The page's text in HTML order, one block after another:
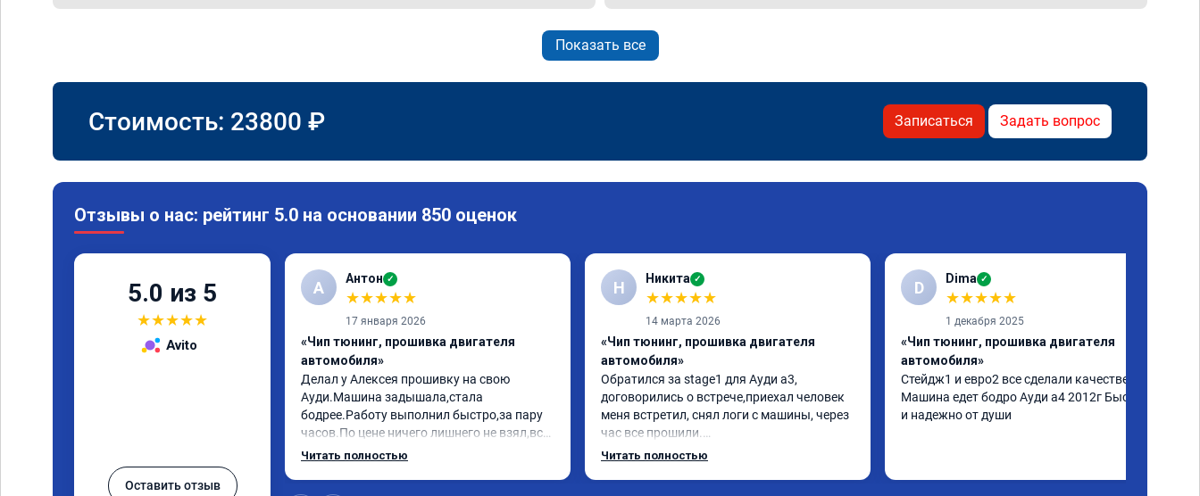
Показать все
Стоимость: 23800 ₽ Записаться Задать вопрос
Отзывы о нас: рейтинг 5.0 на основании 850 оценок
5.0 из 5
★★★★★
Avito
Оставить отзыв
А Антон ✓
★★★★★
17 января 2026
«Чип тюнинг, прошивка двигателя
автомобиля»
Делал у Алексея прошивку на свою
Ауди.Машина задышала,стала
бодрее.Работу выполнил быстро,за пару
часов.По цене ничего лишнего не взял,всё
как договаривались заранее.После
Читать полностью
Н Никита ✓
★★★★★
14 марта 2026
«Чип тюнинг, прошивка двигателя
автомобиля»
Обратился за stage1 для Ауди а3,
договорились о встрече,приехал человек
меня встретил, снял логи с машины, через
час все прошили.
Арман спасибо тебе огромное, машинка по
Читать полностью
D Dima ✓
★★★★★
1 декабря 2025
«Чип тюнинг, прошивка двигателя
автомобиля»
Стейдж1 и евро2 все сделали качественно.
Машина едет бодро Ауди а4 2012г Быстро
и надежно от души